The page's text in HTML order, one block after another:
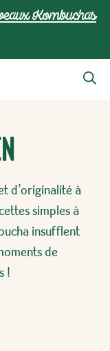
Kombuchas
d’originalité à
simples à
insufflent
de
!